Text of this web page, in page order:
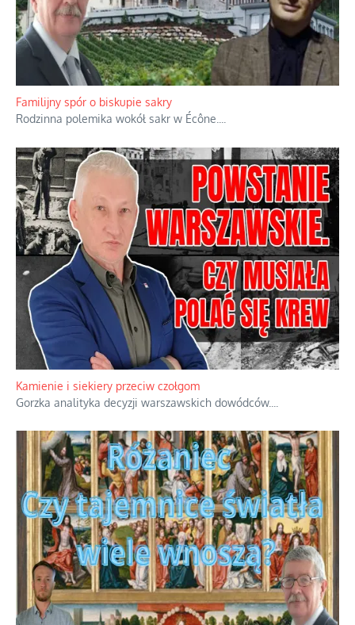
Familijny spór o biskupie sakry
Rodzinna polemika wokół sakr w Écône.
Kamienie i siekiery przeciw czołgom
Gorzka analityka decyzji warszawskich dowódców.